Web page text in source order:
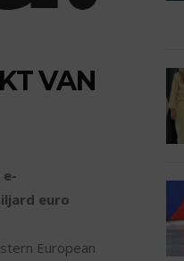
VAN
euro
European